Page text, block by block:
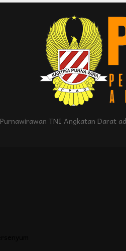
Purnawirawan TNI Angkatan Darat